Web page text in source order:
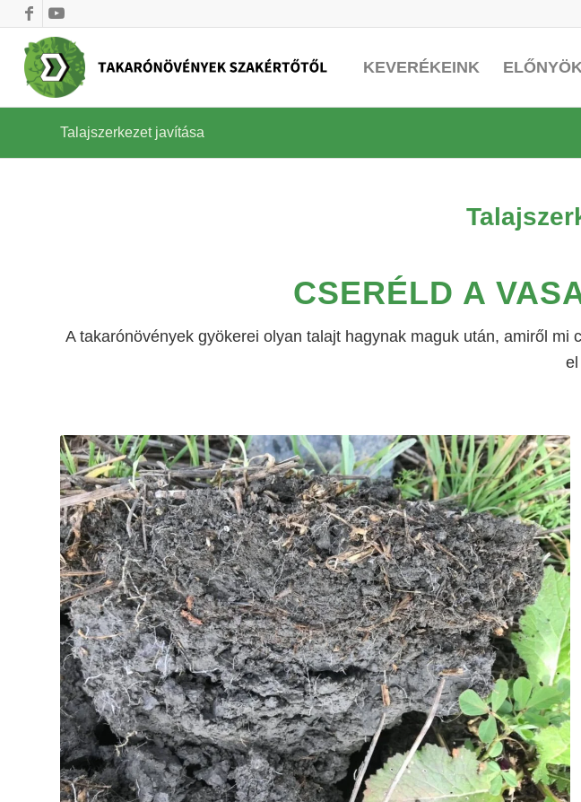
KEVERÉKEINK
Talajszerkezet javítása
CSERÉLD A
A takarónövények gyökerei olyan talajt hagynak maguk után, amiről